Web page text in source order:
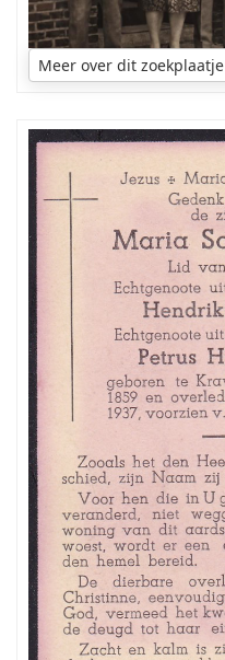
Meer over dit zoekplaatje
Foto
gezocht
van
Maria
Sophia
Luijten,
geboren
te
Krawinkel-
Geleen
op
2
september
1859
,
overleden
te
Amby-
Maastricht
o
5
oktober